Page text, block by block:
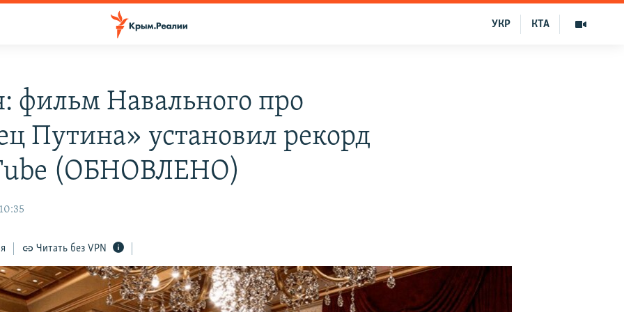
КТА
УКР
фильм Навального про
Путина» установил рекорд
(ОБНОВЛЕНО)
Читать без VPN